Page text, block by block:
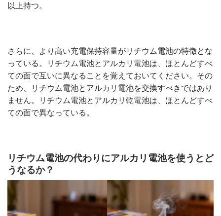
以上持つ。
さらに、より高い充電保持容量がリチウム電池の特徴とな
っている。リチウム電池とアルカリ電池は、ほとんどすべ
ての面で互いに異なることを覚えておいてください。その
ため、リチウム電池とアルカリ電池を交換すべきではあり
ません。リチウム電池とアルカリ乾電池は、ほとんどすべ
ての面で異なっている。
リチウム電池の代わりにアルカリ電池を使うとど
うなるか？